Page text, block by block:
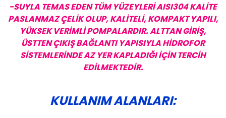
-SUYLA TEMAS EDEN TÜM YÜZEYLERİ AISI304 KALİTE
PASLANMAZ ÇELİK OLUP, KALİTELİ, KOMPAKT YAPILI,
YÜKSEK VERİMLİ POMPALARDIR. ALTTAN GİRİŞ,
ÜSTTEN ÇIKIŞ BAĞLANTI YAPISIYLA HİDROFOR
SİSTEMLERİNDE AZ YER KAPLADIĞI İÇİN TERCİH
EDİLMEKTEDİR.
KULLANIM ALANLARI: